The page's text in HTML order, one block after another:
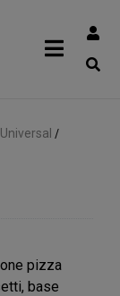
Universal /
pizza
base